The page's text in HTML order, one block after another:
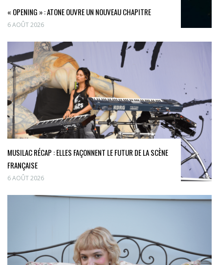
« OPENING » : ATONE OUVRE UN NOUVEAU CHAPITRE
6 AOÛT 2026
MUSILAC RÉCAP : ELLES FAÇONNENT LE FUTUR DE LA SCÈNE
FRANÇAISE
6 AOÛT 2026